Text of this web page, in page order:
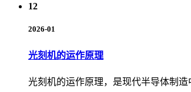
12
2026-01
光刻机的运作原理
光刻机的运作原理，是现代半导体制